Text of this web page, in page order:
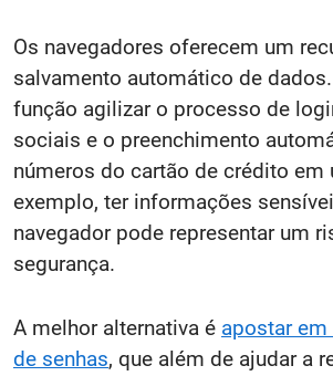
Os navegadores oferecem um
salvamento automático de
função agilizar o processo de
sociais e o preenchimento
números do cartão de crédito em
exemplo, ter informações
navegador pode representar um
segurança.
A melhor alternativa é apostar
de senhas, que além de ajudar a